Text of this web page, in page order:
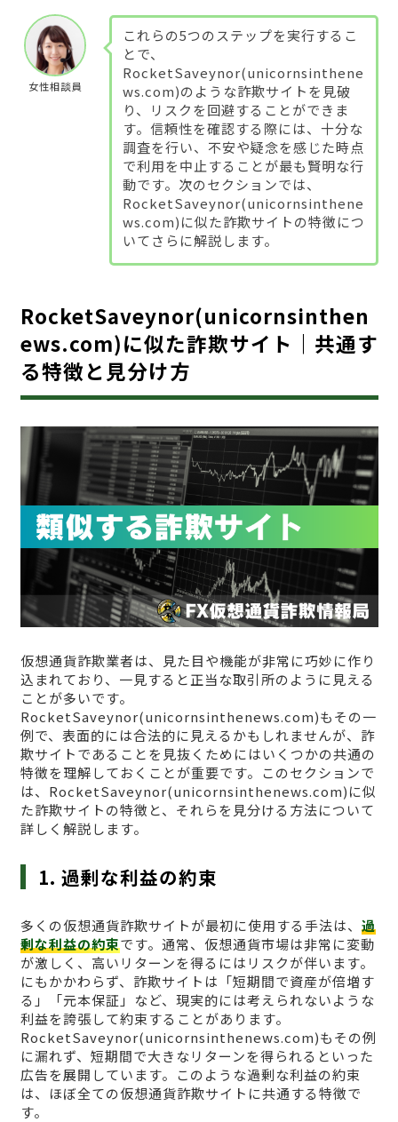
女性相談員
これらの5つのステップを実行するこ
とで、
RocketSaveynor(unicornsinthene
ws.com)のような詐欺サイトを見破
り、リスクを回避することができま
す。信頼性を確認する際には、十分な
調査を行い、不安や疑念を感じた時点
で利用を中止することが最も賢明な行
動です。次のセクションでは、
RocketSaveynor(unicornsinthene
ws.com)に似た詐欺サイトの特徴につ
いてさらに解説します。
RocketSaveynor(unicornsinthen
ews.com)に似た詐欺サイト｜共通す
る特徴と見分け方
仮想通貨詐欺業者は、見た目や機能が非常に巧妙に作り
込まれており、一見すると正当な取引所のように見える
ことが多いです。
RocketSaveynor(unicornsinthenews.com)もその一
例で、表面的には合法的に見えるかもしれませんが、詐
欺サイトであることを見抜くためにはいくつかの共通の
特徴を理解しておくことが重要です。このセクションで
は、RocketSaveynor(unicornsinthenews.com)に似
た詐欺サイトの特徴と、それらを見分ける方法について
詳しく解説します。
1. 過剰な利益の約束
多くの仮想通貨詐欺サイトが最初に使用する手法は、 過
剰な利益の約束です。通常、仮想通貨市場は非常に変動
が激しく、高いリターンを得るにはリスクが伴います。
にもかかわらず、詐欺サイトは「短期間で資産が倍増す
る」「元本保証」など、現実的には考えられないような
利益を誇張して約束することがあります。
RocketSaveynor(unicornsinthenews.com)もその例
に漏れず、短期間で大きなリターンを得られるといった
広告を展開しています。このような過剰な利益の約束
は、ほぼ全ての仮想通貨詐欺サイトに共通する特徴で
す。